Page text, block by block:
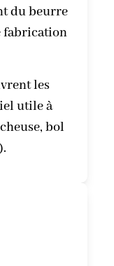
du beurre
fabrication
les
utile à
bol